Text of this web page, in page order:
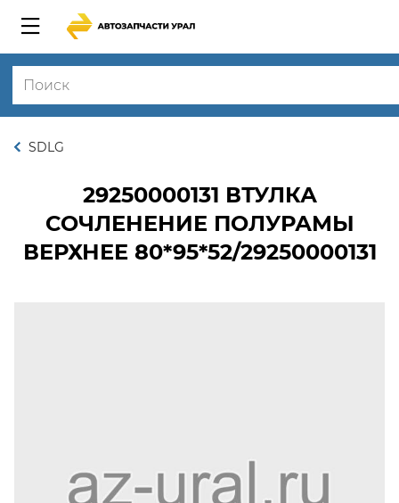
SDLG
29250000131 ВТУЛКА
СОЧЛЕНЕНИЕ ПОЛУРАМЫ
ВЕРХНЕЕ 80*95*52/29250000131